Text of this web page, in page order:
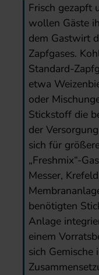
Frisch gezapft
wollen Gäste
dem Gastwirt
Zapfgases.
Standard-
etwa
oder
Stickstoff die
der
sich für
„Freshmix“-
Messer,
benötigten
Anlage
einem
sich